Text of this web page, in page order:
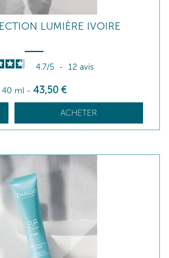
LUMIÈRE IVOIRE
4.7/5 - 12 avis
40 ml - 43,50 €
ACHETER